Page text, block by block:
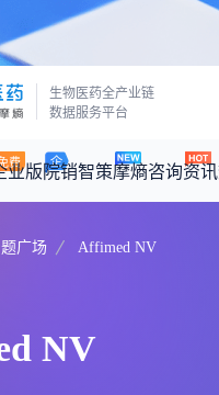
生物医药全产业链
数据服务平台
业版院销智策摩熵咨询
项评估及管线规划
资讯
析
为您提供全面的市场趋势分析
王中健
广场 Affimed NV
NV